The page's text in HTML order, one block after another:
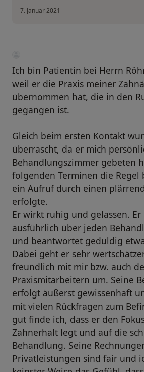
7. Januar 2021
Ich bin Patientin bei Herrn
weil er die Praxis meiner
übernommen hat, die in den
gegangen ist.
Gleich beim ersten Kontakt
überrascht, da er mich
Behandlungszimmer gebeten
folgenden Terminen die Regel
ein Aufruf durch einen
erfolgte.
Er wirkt ruhig und gelassen.
ausführlich über jeden
und beantwortet geduldig
Dabei geht er sehr
freundlich mit mir bzw. auch
Praxismitarbeitern um. Seine
erfolgt äußerst gewissenhaft
mit vielen Rückfragen zum
gut finde ich, dass er den
Zahnerhalt legt und auf die
Behandlung. Seine
Privatleistungen sind fair und